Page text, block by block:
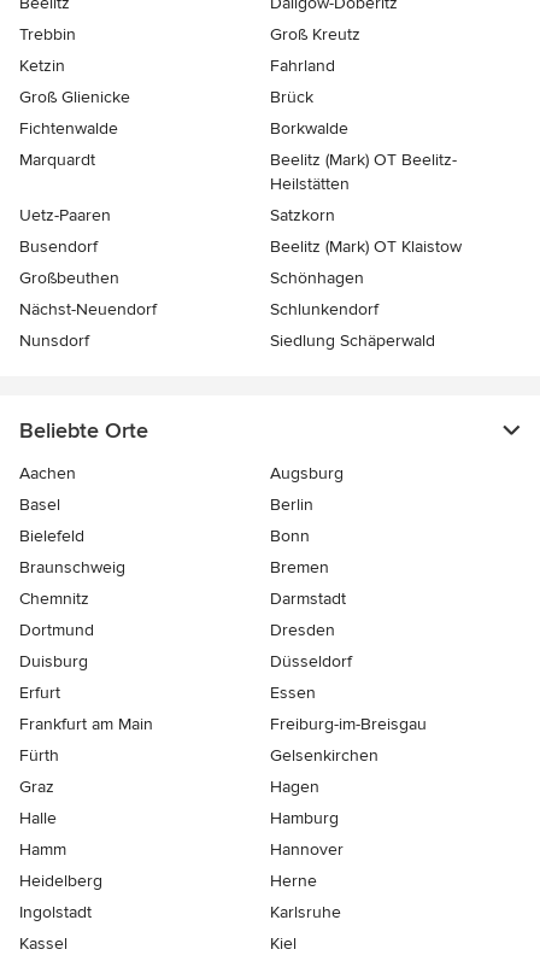
Trebbin
Groß Kreutz
Ketzin
Fahrland
Groß Glienicke
Brück
Fichtenwalde
Borkwalde
Marquardt
Beelitz (Mark) OT Beelitz-
Heilstätten
Uetz-Paaren
Satzkorn
Busendorf
Beelitz (Mark) OT Klaistow
Großbeuthen
Schönhagen
Nächst-Neuendorf
Schlunkendorf
Nunsdorf
Siedlung Schäperwald
Beliebte Orte
Aachen
Augsburg
Basel
Berlin
Bielefeld
Bonn
Braunschweig
Bremen
Chemnitz
Darmstadt
Dortmund
Dresden
Duisburg
Düsseldorf
Erfurt
Essen
Frankfurt am Main
Freiburg-im-Breisgau
Fürth
Gelsenkirchen
Graz
Hagen
Halle
Hamburg
Hamm
Hannover
Heidelberg
Herne
Ingolstadt
Karlsruhe
Kassel
Kiel